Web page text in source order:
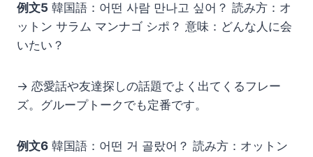
例文5 韓国語：어떤 사람 만나고 싶어？ 読み方：オ
ットン サラム マンナゴ シポ？ 意味：どんな人に会
いたい？
→ 恋愛話や友達探しの話題でよく出てくるフレー
ズ。グループトークでも定番です。
例文6 韓国語：어떤 거 골랐어？ 読み方：オットン